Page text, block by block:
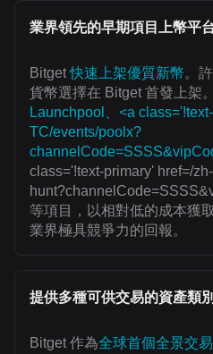
業界領先的早期項目上幣平
Bitget快速上架優質新幣。
貨幣選擇在 Bitget 首發上架
Launchpool、<a
TC/events/poolx?
class='!text-primary' href=/
等項目，以相對低的成本獲
業界極具競爭力的回報。
提供多種可供交易的資產類別
Bitget 作為全球首個全景交易